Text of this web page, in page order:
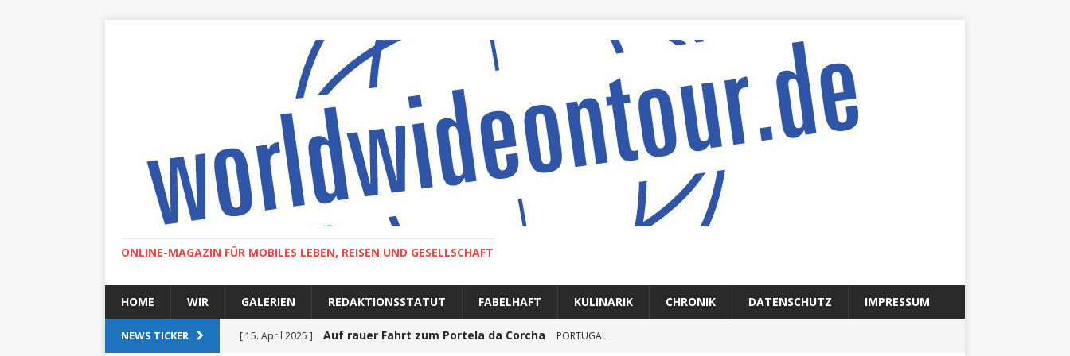
ONLINE-MAGAZIN FÜR MOBILES LEBEN, REISEN UND GESELLSCHAFT
HOME WIR GALERIEN REDAKTIONSSTATUT FABELHAFT KULINARIK CHRONIK DATENSCHUTZ IMPRESSUM
NEWS TICKER [ 15. April 2025 ] Auf rauer Fahrt zum Portela da Corcha PORTUGAL